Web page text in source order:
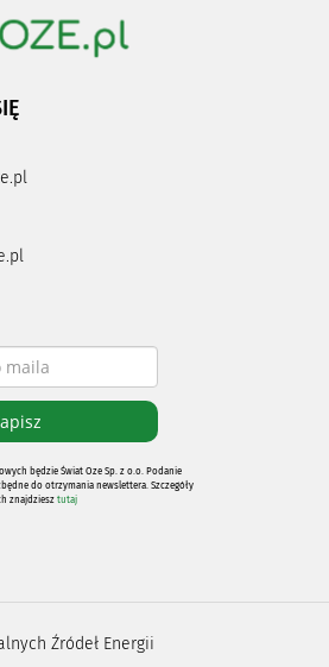
będzie Świat Oze Sp. z o.o. Podanie
do otrzymania newslettera. Szczegóły
znajdziesz tutaj
Źródeł Energii